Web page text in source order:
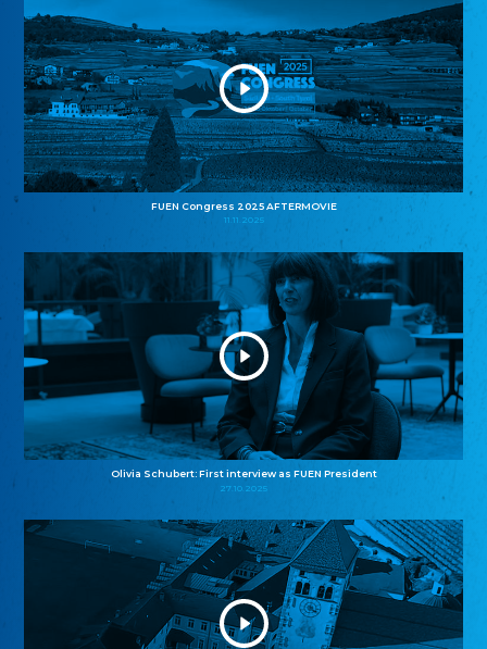
FUEN Congress 2025 AFTERMOVIE
11.11.2025
Olivia Schubert: First interview as FUEN President
27.10.2025